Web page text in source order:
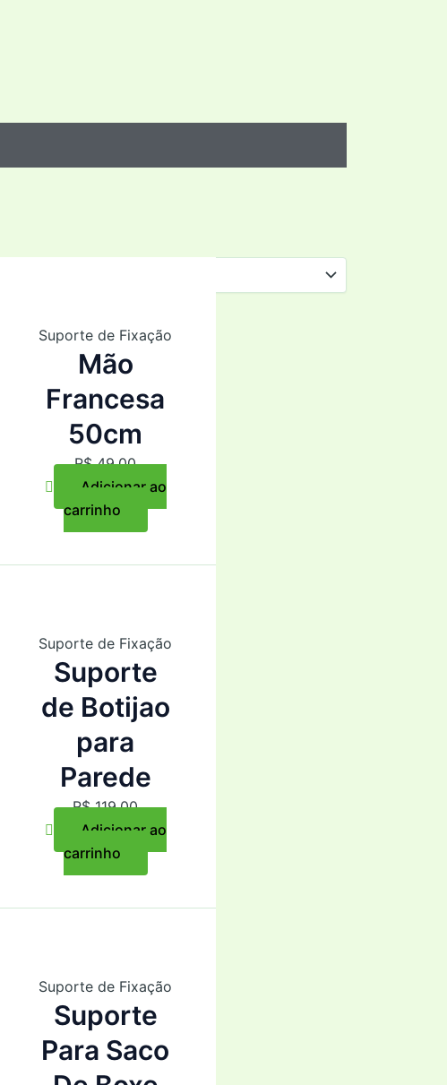
Suporte de Fixação
Mão
Francesa
50cm
R$49,00
Adicionar ao
carrinho
Suporte de Fixação
Suporte
de Botijao
para
Parede
R$119,00
Adicionar ao
carrinho
Suporte de Fixação
Suporte
Para Saco